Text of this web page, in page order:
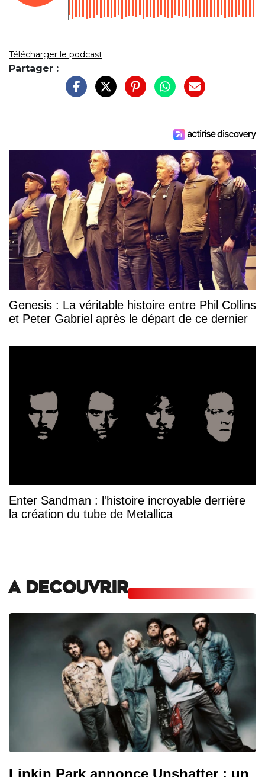
Télécharger le podcast
Partager :
Genesis : La véritable histoire entre Phil Collins
et Peter Gabriel après le départ de ce dernier
Enter Sandman : l'histoire incroyable derrière
la création du tube de Metallica
A DECOUVRIR
Linkin Park annonce Unshatter : un